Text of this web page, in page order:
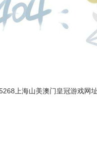
上海山美澳门皇冠游戏网